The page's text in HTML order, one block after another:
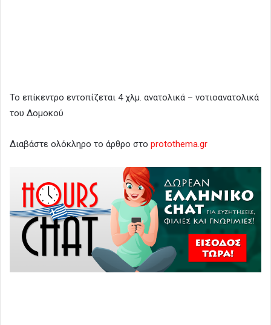
Το επίκεντρο εντοπίζεται 4 χλμ. ανατολικά – νοτιοανατολικά
του Δομοκού
Διαβάστε ολόκληρο το άρθρο στο protothema.gr